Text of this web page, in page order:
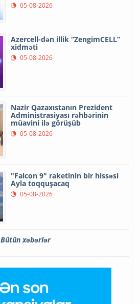
05-08-2026
Azercell-dən illik “ZengimCELL”
xidməti
05-08-2026
Nazir Qazaxıstanın Prezident
Administrasiyası rəhbərinin
müavini ilə görüşüb
05-08-2026
"Falcon 9" raketinin bir hissəsi
Ayla toqquşacaq
05-08-2026
Bütün xəbərlər